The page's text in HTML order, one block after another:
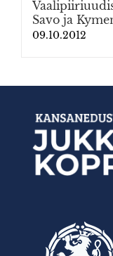
Savo ja
09.10.2012